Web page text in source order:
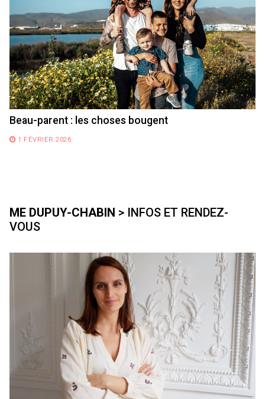
Beau-parent : les choses bougent
1 FÉVRIER 2026
ME DUPUY-CHABIN > INFOS ET RENDEZ-
VOUS